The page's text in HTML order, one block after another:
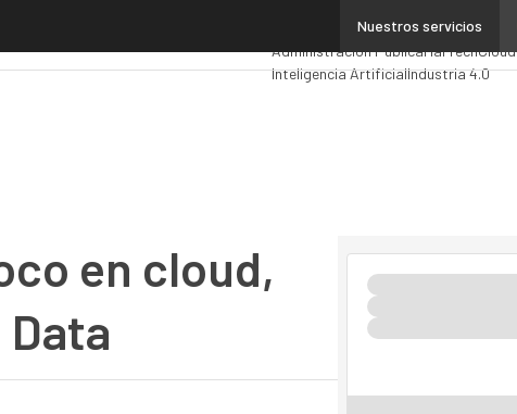
Nuestros servicios
Premios ComputingAnalytics
Administración PúblicaMarTechCloud
Inteligencia ArtificialIndustria 4.0
en cloud,